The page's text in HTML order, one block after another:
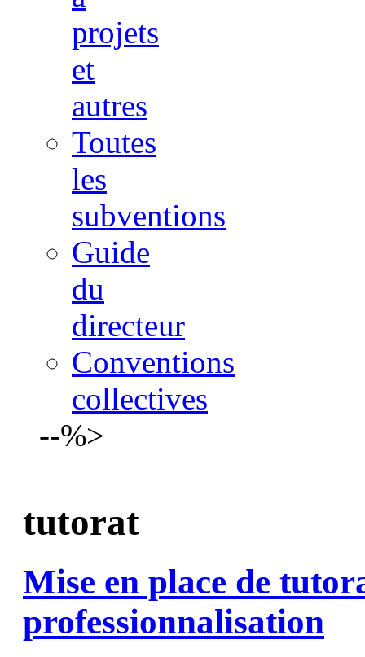
projets
et
autres
Toutes
les
subventions
Guide
du
directeur
Conventions
collectives
--%>
tutorat
Mise en place de
professionnalisation